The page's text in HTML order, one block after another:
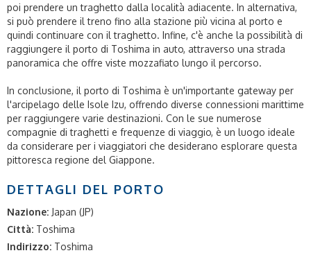
poi prendere un traghetto dalla località adiacente. In alternativa,
si può prendere il treno fino alla stazione più vicina al porto e
quindi continuare con il traghetto. Infine, c'è anche la possibilità di
raggiungere il porto di Toshima in auto, attraverso una strada
panoramica che offre viste mozzafiato lungo il percorso.
In conclusione, il porto di Toshima è un'importante gateway per
l'arcipelago delle Isole Izu, offrendo diverse connessioni marittime
per raggiungere varie destinazioni. Con le sue numerose
compagnie di traghetti e frequenze di viaggio, è un luogo ideale
da considerare per i viaggiatori che desiderano esplorare questa
pittoresca regione del Giappone.
DETTAGLI DEL PORTO
Nazione: Japan (JP)
Città: Toshima
Indirizzo: Toshima